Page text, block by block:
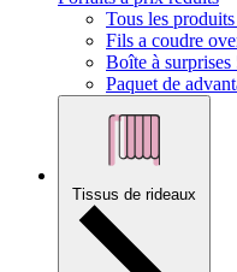
Tous les
Fils a coudre
Boîte à
Paquet de
Tissus de rideaux